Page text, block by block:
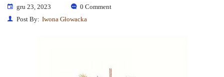
gru 23, 2023
0 Comment
Post By: Iwona Głowacka